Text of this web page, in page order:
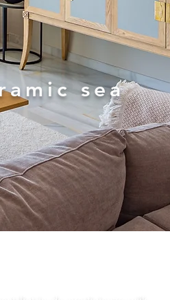
sea